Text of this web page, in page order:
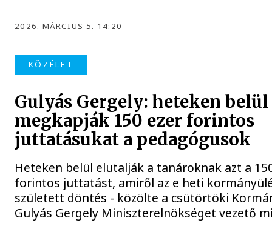
2026. MÁRCIUS 5. 14:20
KÖZÉLET
Gulyás Gergely: heteken belül
megkapják 150 ezer forintos
juttatásukat a pedagógusok
Heteken belül elutalják a tanároknak azt a
forintos juttatást, amiről az e heti
született döntés - közölte a csütörtöki
Gulyás Gergely Miniszterelnökséget vezető